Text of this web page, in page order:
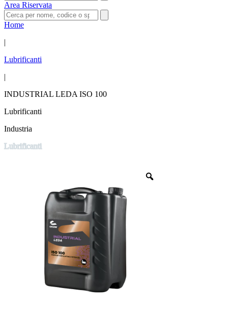
Area Riservata
Home
|
Lubrificanti
|
INDUSTRIAL LEDA ISO 100
Lubrificanti
Industria
Lubrificanti